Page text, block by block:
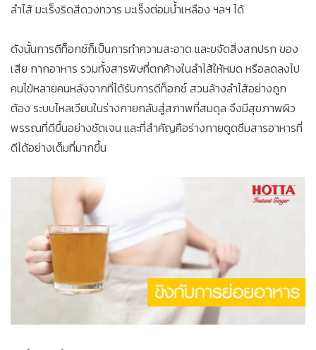
ลำไส้ มะเร็งริดสีดวงทวาร มะเร็งต่อมน้ำเหลือง ฯลฯ ได้
ดังนั้นการดีท็อกซ์ก็เป็นการทำความสะอาด และขจัดสิ่งสกปรก ของ
เสีย กากอาหาร รวมทั้งสารพิษที่ตกค้างในลำไส้ให้หมด หรือลดลงไป
คนไข้หลายคนหลังจากที่ได้รับการดีท็อกซ์ สวนล้างลำไส้อย่างถูก
ต้อง ระบบไหลเวียนในร่างกายกลับสู่สภาพที่สมดุล จึงมีสุขภาพผิว
พรรณที่ดีขึ้นอย่างชัดเจน และที่สำคัญคือร่างกายดูดซึมสารอาหารที่
ดีได้อย่างเต็มที่มากขึ้น